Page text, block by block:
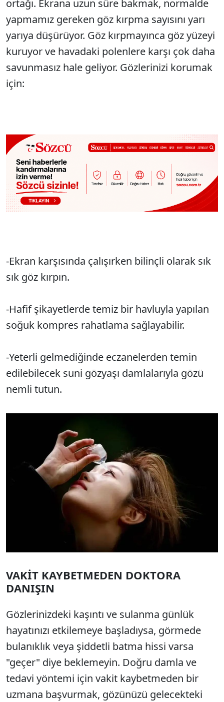
ortağı. Ekrana uzun süre bakmak, normalde
yapmamız gereken göz kırpma sayısını yarı
yarıya düşürüyor. Göz kırpmayınca göz yüzeyi
kuruyor ve havadaki polenlere karşı çok daha
savunmasız hale geliyor. Gözlerinizi korumak
için:
-Ekran karşısında çalışırken bilinçli olarak sık
sık göz kırpın.
-Hafif şikayetlerde temiz bir havluyla yapılan
soğuk kompres rahatlama sağlayabilir.
-Yeterli gelmediğinde eczanelerden temin
edilebilecek suni gözyaşı damlalarıyla gözü
nemli tutun.
VAKİT KAYBETMEDEN DOKTORA
DANIŞIN
Gözlerinizdeki kaşıntı ve sulanma günlük
hayatınızı etkilemeye başladıysa, görmede
bulanıklık veya şiddetli batma hissi varsa
"geçer" diye beklemeyin. Doğru damla ve
tedavi yöntemi için vakit kaybetmeden bir
uzmana başvurmak, gözünüzü gelecekteki